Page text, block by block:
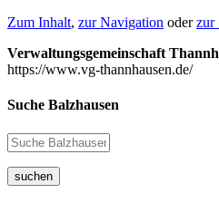
Zum Inhalt, zur Navigation oderzur
Verwaltungsgemeinschaft
https://www.vg-thannhausen.de/
Suche Balzhausen
suchen